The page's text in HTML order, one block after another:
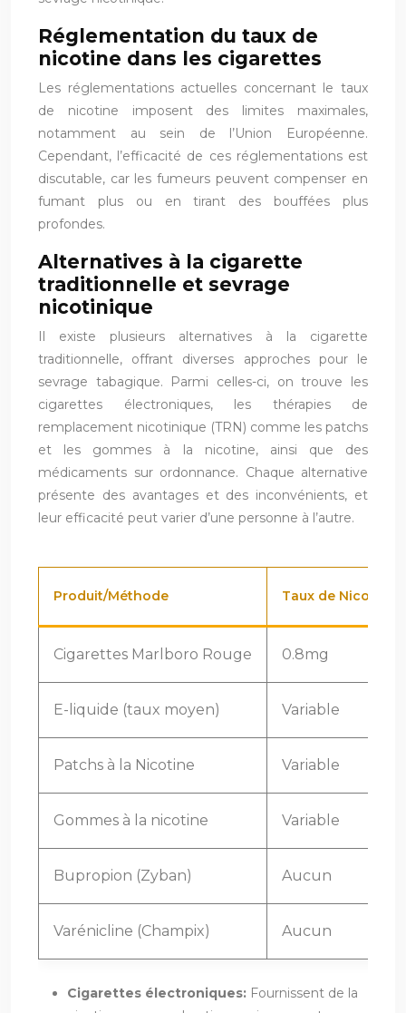
Réglementation du taux de
nicotine dans les cigarettes
Les réglementations actuelles concernant le taux
de nicotine imposent des limites maximales,
notamment au sein de l’Union Européenne.
Cependant, l’efficacité de ces réglementations est
discutable, car les fumeurs peuvent compenser en
fumant plus ou en tirant des bouffées plus
profondes.
Alternatives à la cigarette
traditionnelle et sevrage
nicotinique
Il existe plusieurs alternatives à la cigarette
traditionnelle, offrant diverses approches pour le
sevrage tabagique. Parmi celles-ci, on trouve les
cigarettes électroniques, les thérapies de
remplacement nicotinique (TRN) comme les patchs
et les gommes à la nicotine, ainsi que des
médicaments sur ordonnance. Chaque alternative
présente des avantages et des inconvénients, et
leur efficacité peut varier d’une personne à l’autre.
Produit/Méthode Taux de Nicotine
Cigarettes Marlboro Rouge 0.8mg
E-liquide (taux moyen) Variable
Patchs à la Nicotine Variable
Gommes à la nicotine Variable
Bupropion (Zyban) Aucun
Varénicline (Champix) Aucun
Cigarettes électroniques: Fournissent de la